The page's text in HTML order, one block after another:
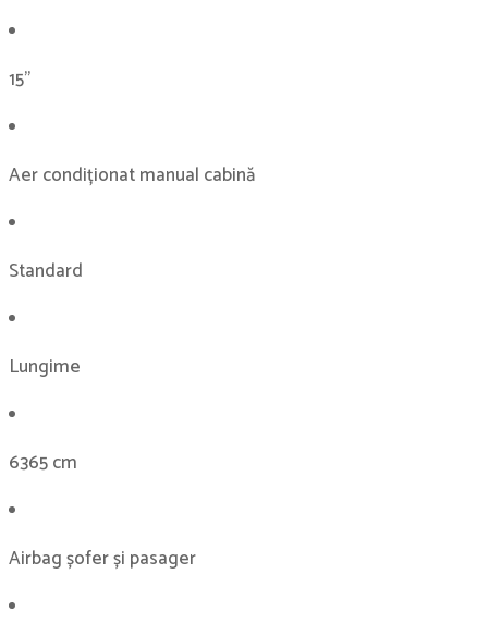
15''
Aer condiționat manual cabină
Standard
Lungime
6365 cm
Airbag șofer și pasager